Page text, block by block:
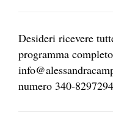
Desideri ricevere
programma
numero 340-